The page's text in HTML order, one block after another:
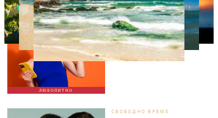
ЛЮБОПИТНО
ЛЮБОПИТНО
ТЕСТ: Какво издава
телефонът ти за теб?
СВОБОДНО ВРЕМЕ